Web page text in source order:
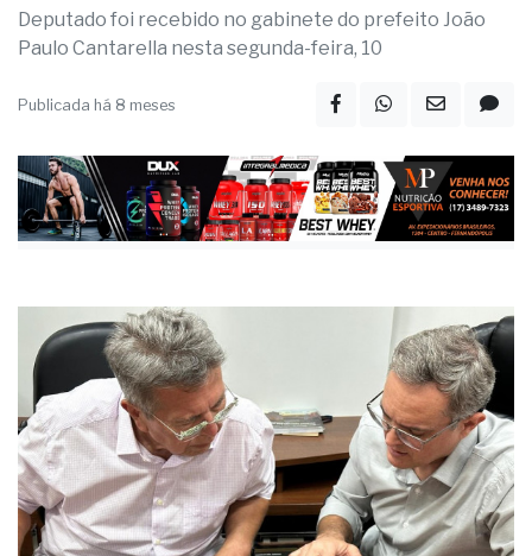
Deputado foi recebido no gabinete do prefeito João
Paulo Cantarella nesta segunda-feira, 10
Publicada há 8 meses